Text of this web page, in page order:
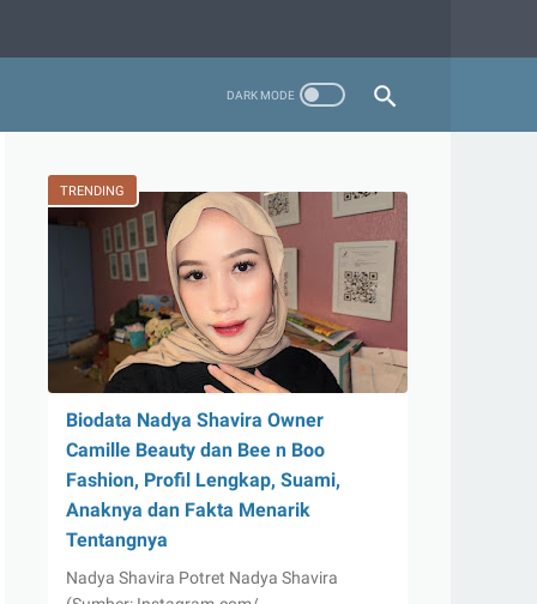
TRENDING
Biodata Nadya Shavira Owner
Camille Beauty dan Bee n Boo
Fashion, Profil Lengkap, Suami,
Anaknya dan Fakta Menarik
Tentangnya
Nadya Shavira Potret Nadya Shavira